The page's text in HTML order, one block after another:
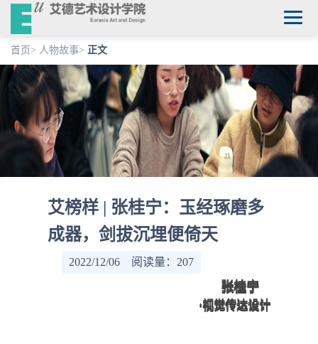
首页> 人物故事> 正文
艾榜样 | 张桂宁：玉经琢磨多
成器，剑拔沉埋便倚天
2022/12/06 阅读量： 207
张桂宁
·视觉传达设计
张桂宁
·视觉传达设计
张桂宁
·视觉传达设计